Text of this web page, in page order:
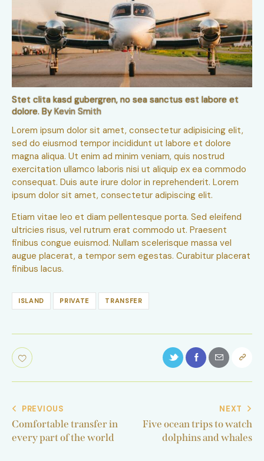
Stet clita kasd gubergren, no sea sanctus est labore et
dolore. ByKevin Smith
Lorem ipsum dolor sit amet, consectetur adipisicing elit,
sed do eiusmod tempor incididunt ut labore et dolore
magna aliqua. Ut enim ad minim veniam, quis nostrud
exercitation ullamco laboris nisi ut aliquip ex ea commodo
consequat. Duis aute irure dolor in reprehenderit. Lorem
ipsum dolor sit amet, consectetur adipiscing elit.
Etiam vitae leo et diam pellentesque porta. Sed eleifend
ultricies risus, vel rutrum erat commodo ut. Praesent
finibus congue euismod. Nullam scelerisque massa vel
augue placerat, a tempor sem egestas. Curabitur placerat
finibus lacus.
ISLAND PRIVATE TRANSFER
PREVIOUS
Comfortable transfer in
every part of the world
NEXT
Five ocean trips to watch
dolphins and whales